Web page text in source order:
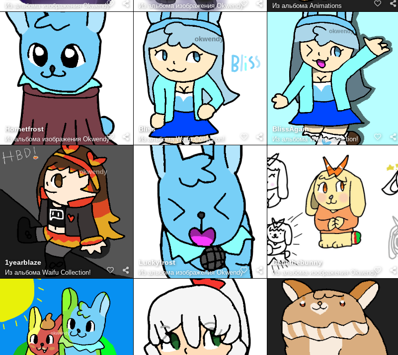
Из альбомаизображения Okwendy Из альбома изображения Okwendy Из альбома Animations
Hornetfrost
Из альбома изображения Okwendy
Bliss
Из альбомаWaifu Collection!
BlissAgain
Из альбомаWaifu Collection!
1yearblaze
Из альбома Waifu Collection!
Luckyfrost
Из альбома изображения Okwendy
Dellethebunny
Из альбомаизображения Okwendy